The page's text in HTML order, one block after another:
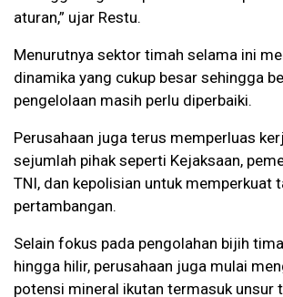
aturan,” ujar Restu.
Menurutnya sektor timah selama ini
dinamika yang cukup besar sehingga
pengelolaan masih perlu diperbaiki.
Perusahaan juga terus memperluas
sejumlah pihak seperti Kejaksaan,
TNI, dan kepolisian untuk memperkuat
pertambangan.
Selain fokus pada pengolahan bijih
hingga hilir, perusahaan juga mulai
potensi mineral ikutan termasuk unsur